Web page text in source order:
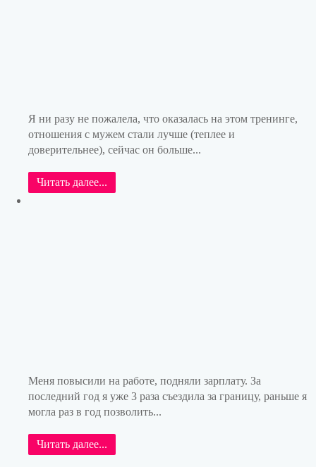
Я ни разу не пожалела, что оказалась на этом тренинге,
отношения с мужем стали лучше (теплее и
доверительнее), сейчас он больше...
Читать далее...
Меня повысили на работе, подняли зарплату. За
последний год я уже 3 раза съездила за границу, раньше я
могла раз в год позволить...
Читать далее...